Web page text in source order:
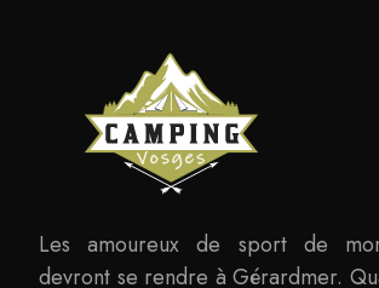
Les amoureux de sport de
devront se rendre à Gérardmer.